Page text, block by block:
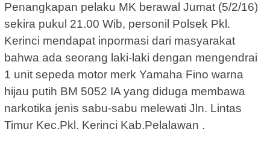
Penangkapan pelaku MK berawal Jumat (5/2/16)
sekira pukul 21.00 Wib, personil Polsek Pkl.
Kerinci mendapat inpormasi dari masyarakat
bahwa ada seorang laki-laki dengan mengendrai
1 unit sepeda motor merk Yamaha Fino warna
hijau putih BM 5052 IA yang diduga membawa
narkotika jenis sabu-sabu melewati Jln. Lintas
Timur Kec.Pkl. Kerinci Kab.Pelalawan .